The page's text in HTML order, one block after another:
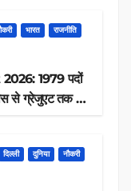
भारत राजनीति
1979 पदों
से ग्रेजुएट तक करें
दिल्ली दुनिया नौकरी